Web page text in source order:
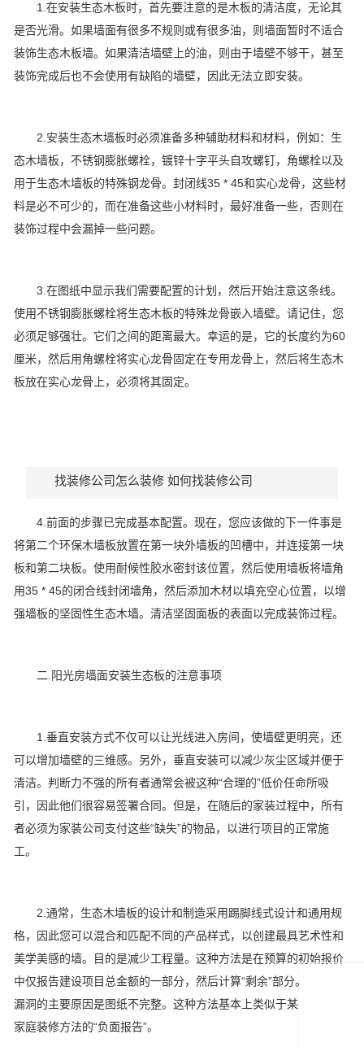
1.在安装生态木板时，首先要注意的是木板的清洁度，无论其
是否光滑。如果墙面有很多不规则或有很多油，则墙面暂时不适合
装饰生态木板墙。如果清洁墙壁上的油，则由于墙壁不够干，甚至
装饰完成后也不会使用有缺陷的墙壁，因此无法立即安装。
2.安装生态木墙板时必须准备多种辅助材料和材料，例如：生
态木墙板，不锈钢膨胀螺栓，镀锌十字平头自攻螺钉，角螺栓以及
用于生态木墙板的特殊钢龙骨。封闭线35 * 45和实心龙骨，这些材
料是必不可少的，而在准备这些小材料时，最好准备一些，否则在
装饰过程中会漏掉一些问题。
3.在图纸中显示我们需要配置的计划，然后开始注意这条线。
使用不锈钢膨胀螺栓将生态木板的特殊龙骨嵌入墙壁。请记住，您
必须足够强壮。它们之间的距离最大。幸运的是，它的长度约为60
厘米，然后用角螺栓将实心龙骨固定在专用龙骨上，然后将生态木
板放在实心龙骨上，必须将其固定。
找装修公司怎么装修 如何找装修公司
4.前面的步骤已完成基本配置。现在，您应该做的下一件事是
将第二个环保木墙板放置在第一块外墙板的凹槽中，并连接第一块
板和第二块板。使用耐候性胶水密封该位置，然后使用墙板将墙角
用35 * 45的闭合线封闭墙角，然后添加木材以填充空心位置，以增
强墙板的坚固性生态木墙。清洁坚固面板的表面以完成装饰过程。
二.阳光房墙面安装生态板的注意事项
1.垂直安装方式不仅可以让光线进入房间，使墙壁更明亮，还
可以增加墙壁的三维感。另外，垂直安装可以减少灰尘区域并便于
清洁。判断力不强的所有者通常会被这种“合理的”低价任命所吸
引，因此他们很容易签署合同。但是，在随后的家装过程中，所有
者必须为家装公司支付这些“缺失”的物品，以进行项目的正常施
工。
2.通常，生态木墙板的设计和制造采用踢脚线式设计和通用规
格，因此您可以混合和匹配不同的产品样式，以创建最具艺术性和
美学美感的墙。目的是减少工程量。这种方法是在预算的初始报价
中仅报告建设项目总金额的一部分，然后计算“剩余”部分。出现此
漏洞的主要原因是图纸不完整。这种方法基本上类似于某些基本的
家庭装修方法的“负面报告”。